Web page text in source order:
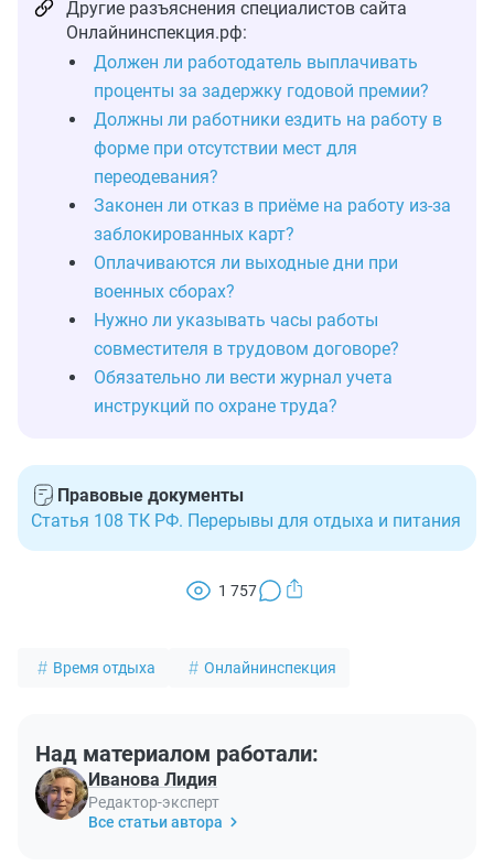
Другие разъяснения специалистов сайта
Онлайнинспекция.рф:
Должен ли работодатель выплачивать
проценты за задержку годовой премии?
Должны ли работники ездить на работу в
форме при отсутствии мест для
переодевания?
Законен ли отказ в приёме на работу из-за
заблокированных карт?
Оплачиваются ли выходные дни при
военных сборах?
Нужно ли указывать часы работы
совместителя в трудовом договоре?
Обязательно ли вести журнал учета
инструкций по охране труда?
Правовые документы
Статья 108 ТК РФ. Перерывы для отдыха и питания
1 757
Время отдыха Онлайнинспекция
Над материалом работали:
Иванова Лидия
Редактор-эксперт
Все статьи автора